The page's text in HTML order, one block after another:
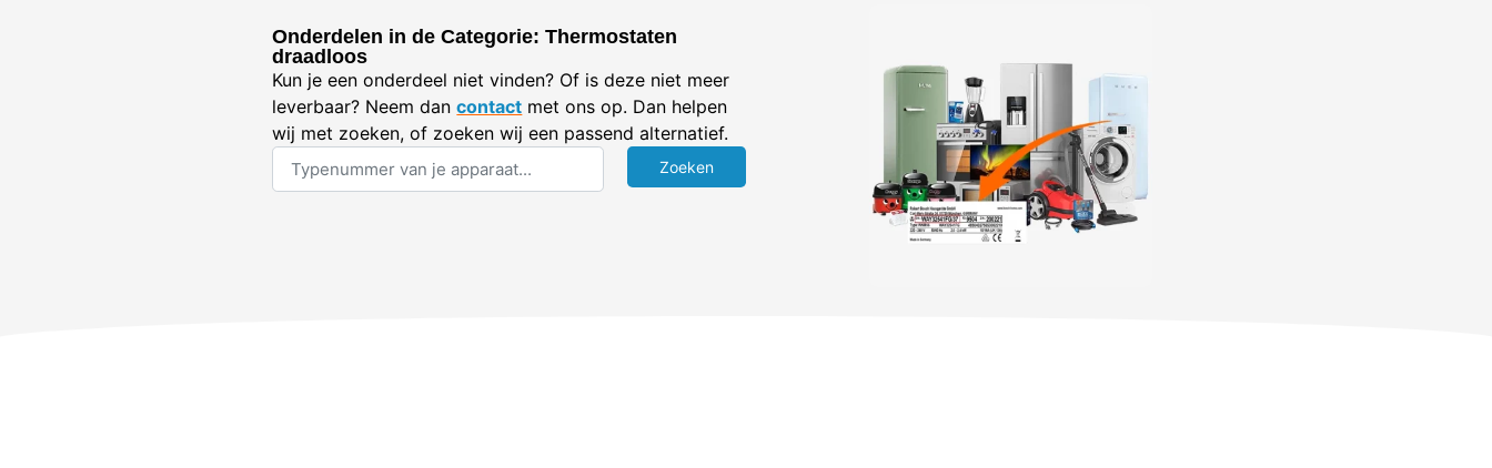
Onderdelen in de Categorie: Thermostaten
draadloos
Kun je een onderdeel niet vinden? Of is deze niet meer
leverbaar? Neem dancontact met ons op. Dan helpen
wij met zoeken, of zoeken wij een passend alternatief.